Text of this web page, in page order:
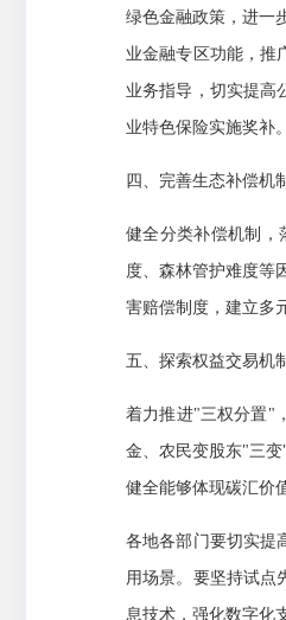
绿色金融政策，进一
业金融专区功能，推
业务指导，切实提高
业特色保险实施奖补。
四、完善生态补偿机
健全分类补偿机制，
度、森林管护难度等
害赔偿制度，建立多
五、探索权益交易机
着力推进"三权分置"
金、农民变股东"三
健全能够体现碳汇价
各地各部门要切实提
用场景。要坚持试点
息技术，强化数字化